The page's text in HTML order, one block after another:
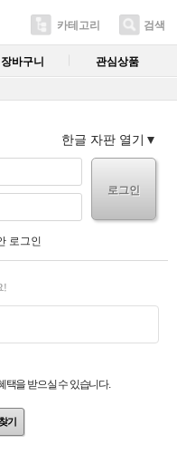
카테고리 검색
장바구니 관심상품
한글 자판 열기
로그인
로그인
택을 받으실 수 있습니다.
기